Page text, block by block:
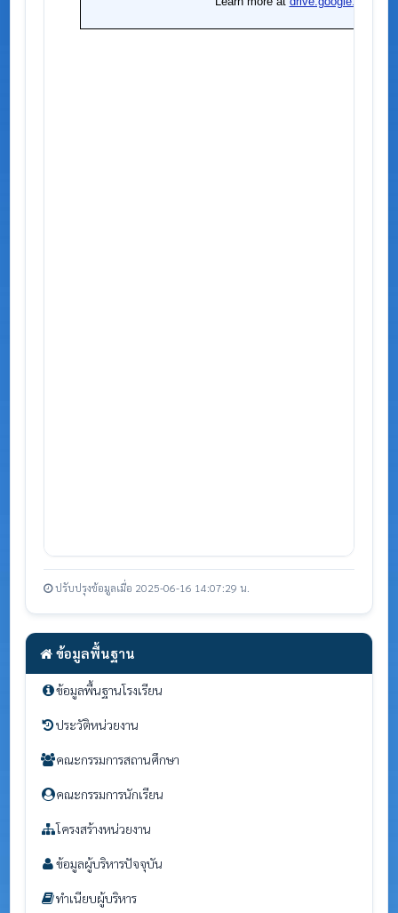
ข้อมูลพื้นฐาน
ข้อมูลพื้นฐานโรงเรียน
ประวัติหน่วยงาน
คณะกรรมการสถานศึกษา
คณะกรรมการนักเรียน
โครงสร้างหน่วยงาน
ข้อมูลผู้บริหารปัจจุบัน
ทำเนียบผู้บริหาร
ปรับปรุงข้อมูลเมื่อ 2025-06-16 14:07:29 น.